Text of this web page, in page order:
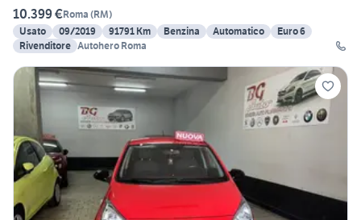
10.399 €Roma (RM)
Usato
09/2019 91791 Km Benzina Automatico
Euro 6
Rivenditore Autohero Roma